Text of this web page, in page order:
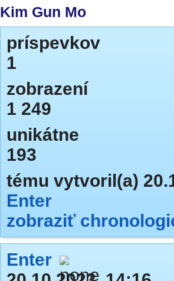
Kim Gun Mo
príspevkov
1
zobrazení
1 249
unikátne
193
tému vytvoril(a)
Enter
zobraziť
Enter